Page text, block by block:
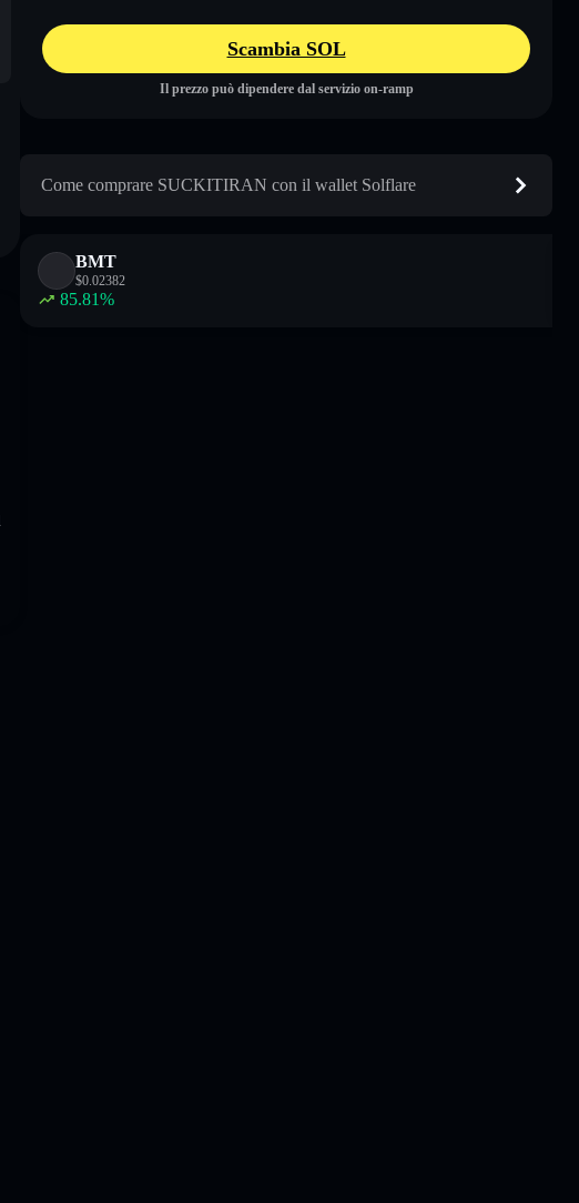
Scambia SOL
Il prezzo può dipendere dal servizio on-ramp
Come comprare SUCKITIRAN con il wallet Solflare
BMT
$0.02382
85.81%